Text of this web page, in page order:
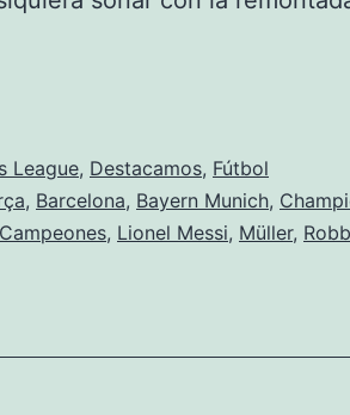
League, Destacamos, Fútbol
, Barcelona, Bayern Munich,
, Lionel Messi, Müller,